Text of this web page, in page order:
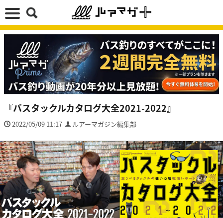
『バスタックルカタログ大全2021-2022』
2022/05/09 11:17 ルアーマガジン編集部